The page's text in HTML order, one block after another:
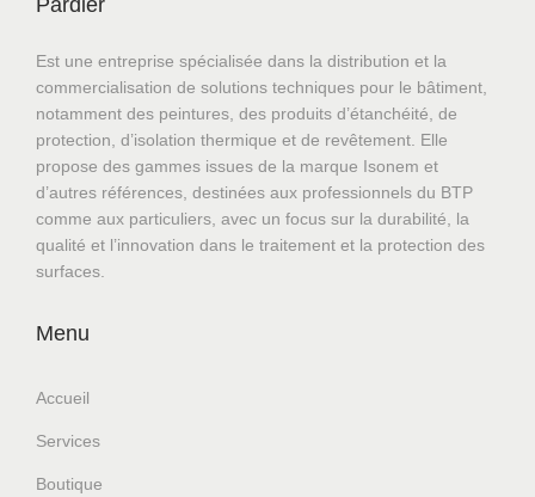
Pardier
Est une entreprise spécialisée dans la distribution et la
commercialisation de solutions techniques pour le bâtiment,
notamment des peintures, des produits d’étanchéité, de
protection, d’isolation thermique et de revêtement. Elle
propose des gammes issues de la marque Isonem et
d’autres références, destinées aux professionnels du BTP
comme aux particuliers, avec un focus sur la durabilité, la
qualité et l’innovation dans le traitement et la protection des
surfaces.
Menu
Accueil
Services
Boutique